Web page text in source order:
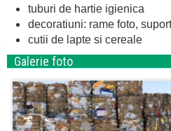
tuburi de hartie igienica
decoratiuni: rame foto,
cutii de lapte si cereale
Galerie foto